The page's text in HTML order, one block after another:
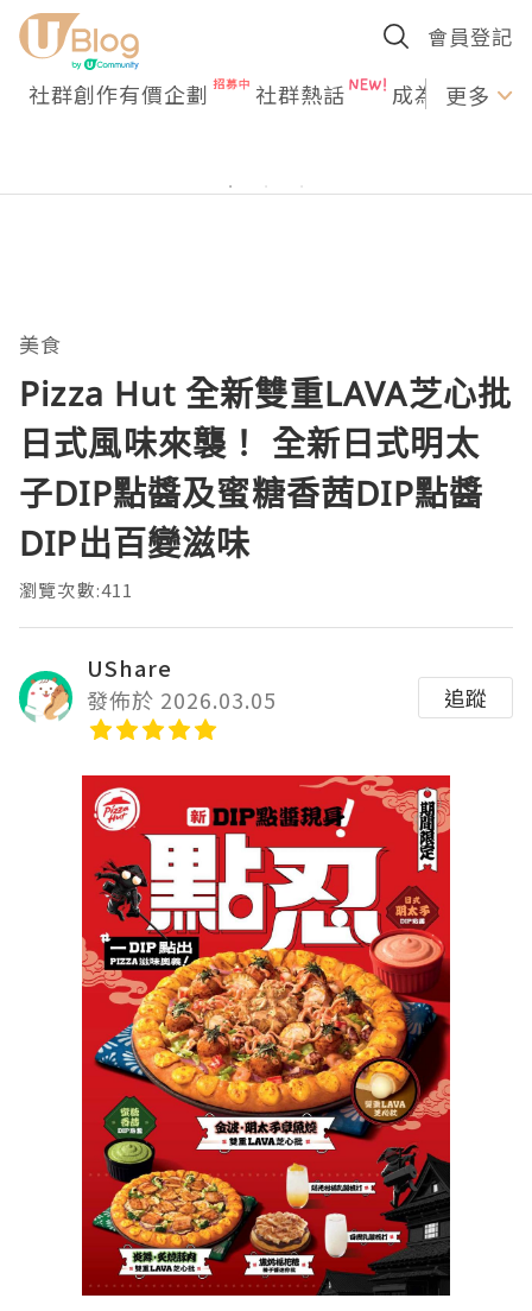
會員登記
社群創作有價企劃 社群熱話 成為U更多
美食
Pizza Hut 全新雙重LAVA芝心批
日式風味來襲！ 全新日式明太
子DIP點醬及蜜糖香茜DIP點醬
DIP出百變滋味
瀏覽次數:411
UShare
發佈於 2026.03.05
追蹤